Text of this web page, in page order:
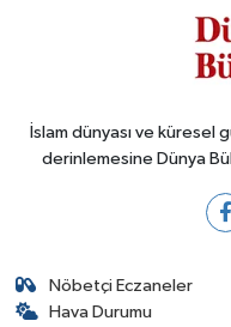
İslam dünyası ve küresel
derinlemesine Dünya
Nöbetçi Eczaneler
Hava Durumu